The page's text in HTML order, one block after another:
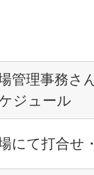
管理事務さ
ジュール
にて打合せ